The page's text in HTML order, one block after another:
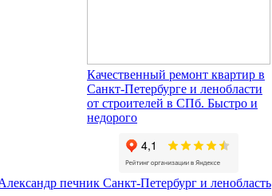
Качественный ремонт квартир в
Санкт-Петербурге и ленобласти
от строителей в СПб. Быстро и
недорого
печник Санкт-Петербург и ленобласть